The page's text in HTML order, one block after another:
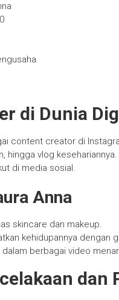
di Dunia
content creator di
hingga vlog
di media sosial.
Anna
skincare dan makeup.
kehidupannya dengan
berbagai video
dan